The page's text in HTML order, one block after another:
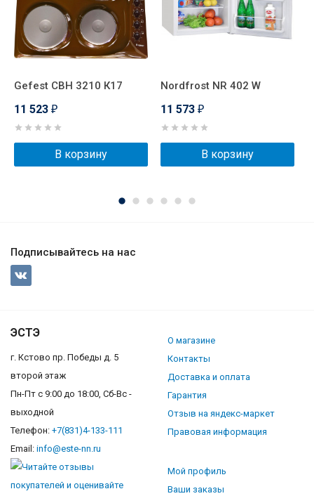
Gefest СВН 3210 К17
11 523 ₽
В корзину
Nordfrost NR 402 W
11 573 ₽
В корзину
Подписывайтесь на нас
ЭСТЭ
г. Кстово пр. Победы д. 5
второй этаж
Пн-Пт с 9:00 до 18:00, Сб-Вс -
выходной
Телефон: +7(831)4-133-111
Email: info@este-nn.ru
О магазине
Контакты
Доставка и оплата
Гарантия
Отзыв на яндекс-маркет
Правовая информация
Мой профиль
Ваши заказы